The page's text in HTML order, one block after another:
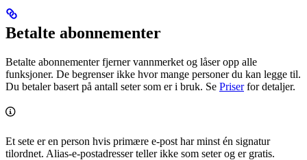
Betalte abonnementer
Betalte abonnementer fjerner vannmerket og låser opp alle
funksjoner. De begrenser ikke hvor mange personer du kan legge til.
Du betaler basert på antall seter som er i bruk. Se Priserfor detaljer.
Et sete er en person hvis primære e-post har minst én signatur
tilordnet. Alias-e-postadresser teller ikke som seter og er gratis.